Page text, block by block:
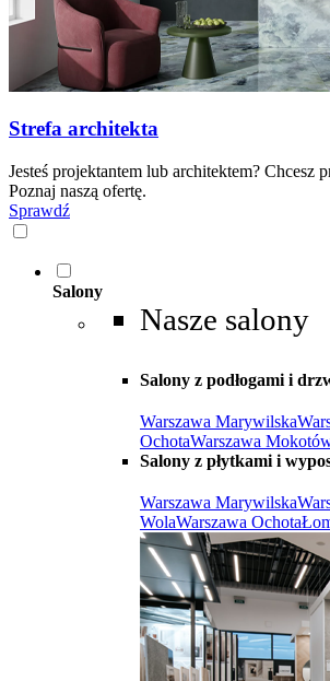
Strefa architekta
Jesteś projektantem lub architektem? Chcesz
Poznaj naszą ofertę.
Sprawdź
Salony
Nasze salony
Salony z podłogami i
Warszawa Marywilska
OchotaWarszawa
Salony z płytkami i
Warszawa Marywilska
WolaWarszawa Ochota